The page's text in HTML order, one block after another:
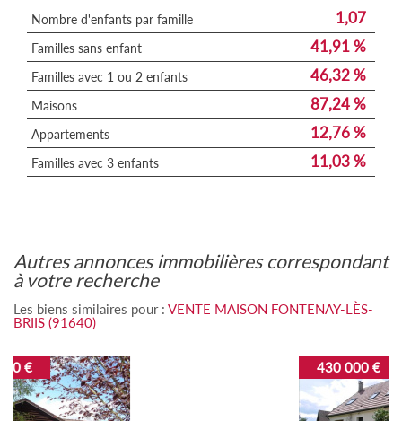
Nombre d'enfants par famille 1,07
Familles sans enfant 41,91 %
Familles avec 1 ou 2 enfants 46,32 %
Maisons 87,24 %
Appartements 12,76 %
Familles avec 3 enfants 11,03 %
autres annonces immobilières correspondant
à votre recherche
Les biens similaires pour : VENTE MAISON FONTENAY-LÈS-
BRIIS (91640)
430 000 €